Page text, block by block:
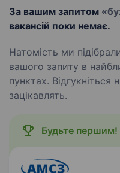
За вашим запитом
вакансій поки немає.
Натомість ми
вашого запиту в
пунктах. Відгукніться
зацікавлять.
Будьте першим!